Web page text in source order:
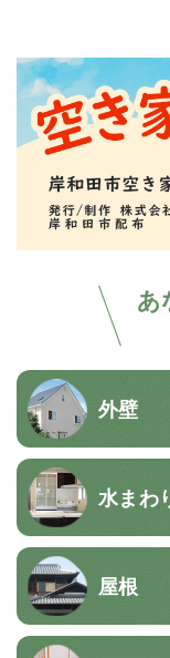
あ
外壁
水まわ
屋根